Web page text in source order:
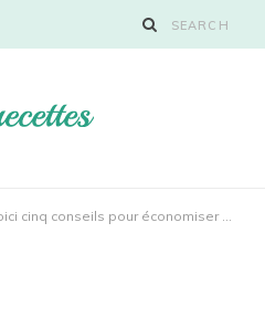
Inflation : Voici cinq conseils pour économiser sur un budget alimentaire